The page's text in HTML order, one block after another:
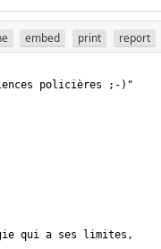
embed print report
qui a ses limites,